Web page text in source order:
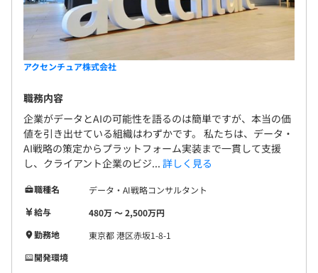
アクセンチュア株式会社
職務内容
企業がデータとAIの可能性を語るのは簡単ですが、本当の価
値を引き出せている組織はわずかです。 私たちは、データ・
AI戦略の策定からプラットフォーム実装まで一貫して支援
し、クライアント企業のビジ... 詳しく見る
職種名
データ・AI戦略コンサルタント
給与
480万 〜 2,500万円
勤務地
東京都 港区赤坂1-8-1
開発環境